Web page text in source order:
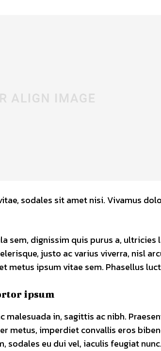
sodales sit amet nisi. Vivamus
sem, dignissim quis purus a, ultricies
justo ac varius viverra, nisl
metus ipsum vitae sem. Phasellus
ipsum
malesuada in, sagittis ac nibh.
metus, imperdiet convallis eros
sodales eu dui vel, iaculis feugiat nunc.